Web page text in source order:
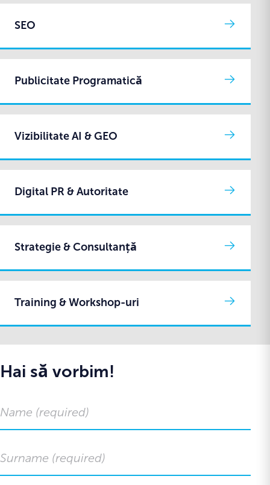
SEO
Publicitate Programatică
Vizibilitate AI & GEO
Digital PR & Autoritate
Strategie & Consultanță
Training & Workshop-uri
Hai să vorbim!